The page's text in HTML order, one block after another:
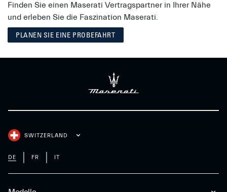
Finden Sie einen Maserati Vertragspartner in Ihrer Nähe
und erleben Sie die Faszination Maserati.
PLANEN SIE EINE PROBEFAHRT
SWITZERLAND
DE FR IT